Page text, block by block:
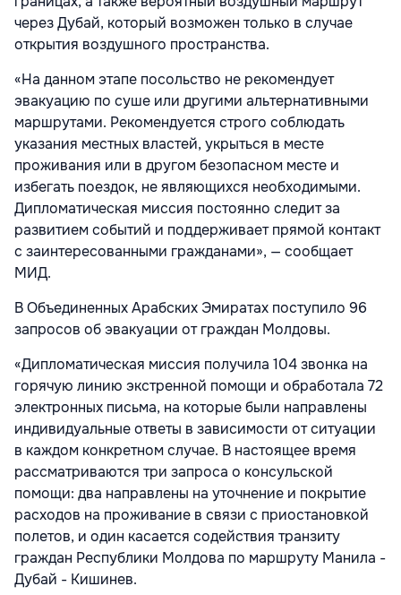
через Дубай, который возможен только в случае
открытия воздушного пространства.
«На данном этапе посольство не рекомендует
эвакуацию по суше или другими альтернативными
маршрутами. Рекомендуется строго соблюдать
указания местных властей, укрыться в месте
проживания или в другом безопасном месте и
избегать поездок, не являющихся необходимыми.
Дипломатическая миссия постоянно следит за
развитием событий и поддерживает прямой контакт
с заинтересованными гражданами», — сообщает
МИД.
В Объединенных Арабских Эмиратах поступило 96
запросов об эвакуации от граждан Молдовы.
«Дипломатическая миссия получила 104 звонка на
горячую линию экстренной помощи и обработала 72
электронных письма, на которые были направлены
индивидуальные ответы в зависимости от ситуации
в каждом конкретном случае. В настоящее время
рассматриваются три запроса о консульской
помощи: два направлены на уточнение и покрытие
расходов на проживание в связи с приостановкой
полетов, и один касается содействия транзиту
граждан Республики Молдова по маршруту Манила -
Дубай - Кишинев.